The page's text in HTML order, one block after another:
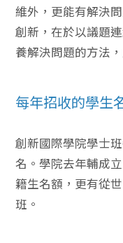
維外，更能有解決
創新，在於以議題
養解決問題的方法
每年招收的學生
創新國際學院學士
名。學院去年輔成
籍生名額，更有從
班。